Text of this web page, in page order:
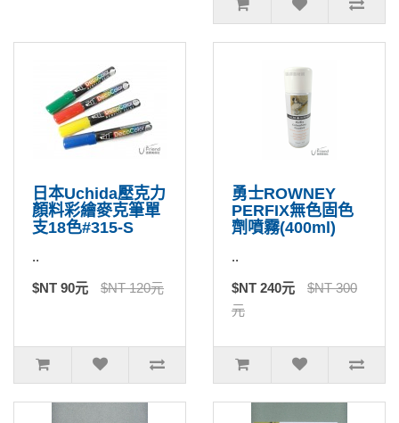
日本Uchida壓克力
顏料彩繪麥克筆單
支18色#315-S
..
$NT 90元 $NT 120元
勇士ROWNEY
PERFIX無色固色
劑噴霧(400ml)
..
$NT 240元
$NT 300
元